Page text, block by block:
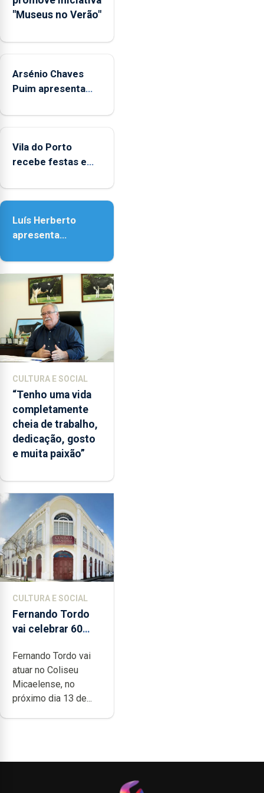
Municipal
de
aos
durante
o
de
entre
as
e
as
18h00.
"Museus no Verão"
Arsénio Chaves
Puim apresenta
de Vila do Porto
Vila do Porto
recebe festas em
Senhora da
Luís Herberto
apresenta
Paisagem’
CULTURA E SOCIAL
“Tenho uma vida
completamente
cheia de trabalho,
dedicação, gosto
e muita paixão”
CULTURA E SOCIAL
Fernando Tordo
vai celebrar 60
no Coliseu
Micaelense
Fernando Tordo vai
atuar no Coliseu
Micaelense, no
próximo dia 13 de...